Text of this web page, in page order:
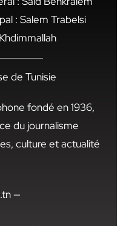
: Salem Trabelsi
de Tunisie
fondé en 1936,
du journalisme
culture et actualité
—